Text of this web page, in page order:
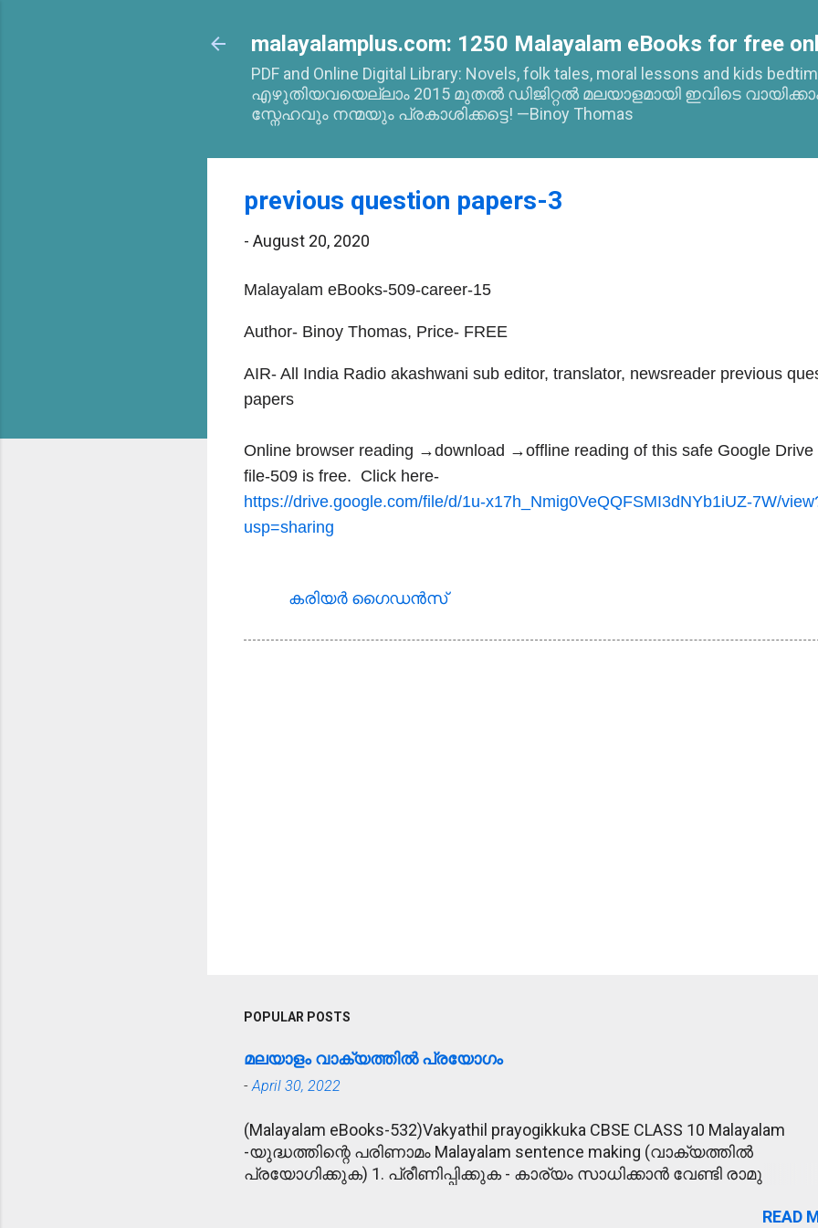
malayalamplus.com: 1250 Malayalam eBooks for free
PDF and Online Digital Library: Novels, folk tales, moral lessons and kids
എഴുതിയവയെല്ലാം 2015 മുതൽ ഡിജിറ്റൽ മലയാളമായി ഇവിടെ
സ്നേഹവും നന്മയും പ്രകാശിക്കട്ടെ! —Binoy Thomas
previous question papers-3
- August 20, 2020
Malayalam eBooks-509-career-15
Author- Binoy Thomas, Price- FREE
AIR- All India Radio akashwani sub editor, translator, newsreader previous
papers
Online browser reading →download →offline reading of this safe Google Drive
file-509 is free. Click here-
https://drive.google.com/file/d/1u-x17h_Nmig0VeQQFSMI3dNYb1iUZ-7W/
usp=sharing
കരിയര്‍ ഗൈഡന്‍സ്
POPULAR POSTS
മലയാളം വാക്യത്തിൽ പ്രയോഗം
- April 30, 2022
(Malayalam eBooks-532)Vakyathil prayogikkuka CBSE CLASS 10 Malayalam
-യുദ്ധത്തിന്റെ പരിണാമം Malayalam sentence making (വാക്യത്തിൽ
പ്രയോഗിക്കുക) 1. പ്രീണിപ്പിക്കുക - കാര്യം സാധിക്കാൻ വേണ്ടി രാമു
READ